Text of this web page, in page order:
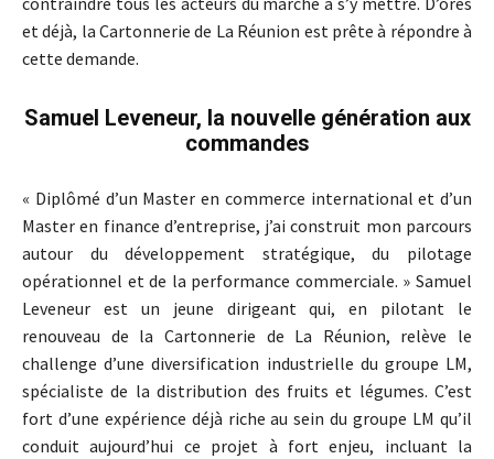
et déjà, la Cartonnerie de La Réunion est prête à répondre à
cette demande.
Samuel Leveneur, la nouvelle génération aux
commandes
« Diplômé d’un Master en commerce international et d’un
Master en finance d’entreprise, j’ai construit mon parcours
autour du développement stratégique, du pilotage
opérationnel et de la performance commerciale. » Samuel
Leveneur est un jeune dirigeant qui, en pilotant le
renouveau de la Cartonnerie de La Réunion, relève le
challenge d’une diversification industrielle du groupe LM,
spécialiste de la distribution des fruits et légumes. C’est
fort d’une expérience déjà riche au sein du groupe LM qu’il
conduit aujourd’hui ce projet à fort enjeu, incluant la